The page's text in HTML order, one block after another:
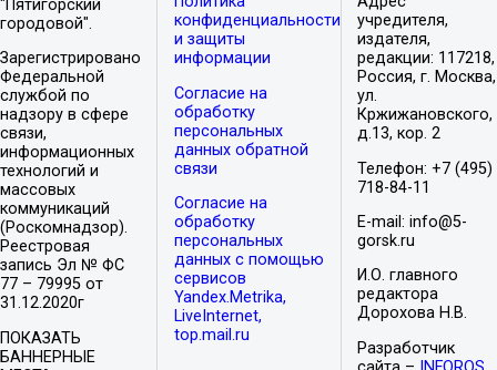
"Пятигорский
городовой".
Зарегистрировано
Федеральной
службой по
надзору в сфере
связи,
информационных
технологий и
массовых
коммуникаций
(Роскомнадзор).
Реестровая
запись Эл № ФС
77 – 79995 от
31.12.2020г
ПОКАЗАТЬ
БАННЕРНЫЕ
конфиденциальности
и защиты
информации
Согласие на
обработку
персональных
данных обратной
связи
Согласие на
обработку
персональных
данных с помощью
сервисов
Yandex.Metrika,
LiveInternet,
top.mail.ru
учредителя,
издателя,
редакции: 117218,
Россия, г. Москва,
ул.
Кржижановского,
д.13, кор. 2
Телефон: +7 (495)
718-84-11
E-mail: info@5-
gorsk.ru
И.О. главного
редактора
Дорохова Н.В.
Разработчик